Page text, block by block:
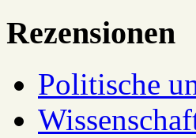
Rezensionen
Politische